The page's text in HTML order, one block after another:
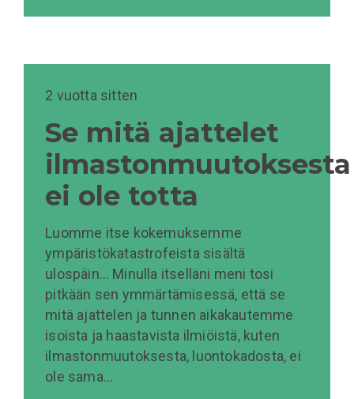
2 vuotta sitten
Se mitä ajattelet
ilmastonmuutoksesta
ei ole totta
Luomme itse kokemuksemme
ympäristökatastrofeista sisältä
ulospäin… Minulla itselläni meni tosi
pitkään sen ymmärtämisessä, että se
mitä ajattelen ja tunnen aikakautemme
isoista ja haastavista ilmiöistä, kuten
ilmastonmuutoksesta, luontokadosta, ei
ole sama…